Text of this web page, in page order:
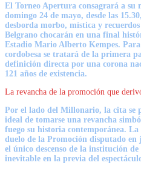
El Torneo Apertura consagrará a su
domingo 24 de mayo, desde las
desborda morbo, mística y
Belgrano chocarán en una final
Estadio Mario Alberto Kempes.
cordobesa se tratará de la primera
definición directa por una corona
121 años de existencia.
La revancha de la promoción que
Por el lado del Millonario, la cita se
ideal de tomarse una revancha
fuego su historia contemporánea.
duelo de la Promoción disputado en
el único descenso de la institución
inevitable en la previa del